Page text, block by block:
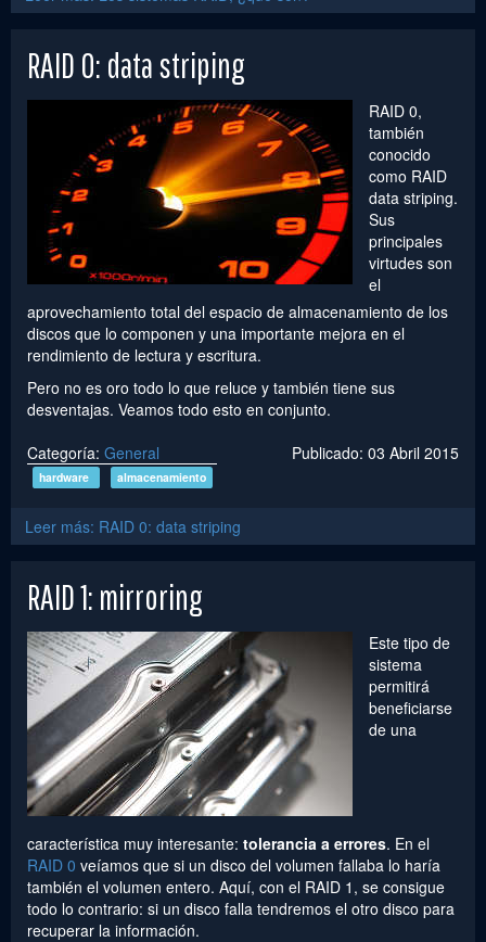
RAID 0: data striping
RAID 0,
también
conocido
como RAID
data striping.
Sus
principales
virtudes son
el
aprovechamiento total del espacio de almacenamiento de los
discos que lo componen y una importante mejora en el
rendimiento de lectura y escritura.
Pero no es oro todo lo que reluce y también tiene sus
desventajas. Veamos todo esto en conjunto.
Categoría: General Publicado: 03 Abril 2015
hardware almacenamiento
Leer más: RAID 0: data striping
RAID 1: mirroring
Este tipo de
sistema
permitirá
beneficiarse
de una
característica muy interesante: tolerancia a errores. En el
RAID 0 veíamos que si un disco del volumen fallaba lo haría
también el volumen entero. Aquí, con el RAID 1, se consigue
todo lo contrario: si un disco falla tendremos el otro disco para
recuperar la información.